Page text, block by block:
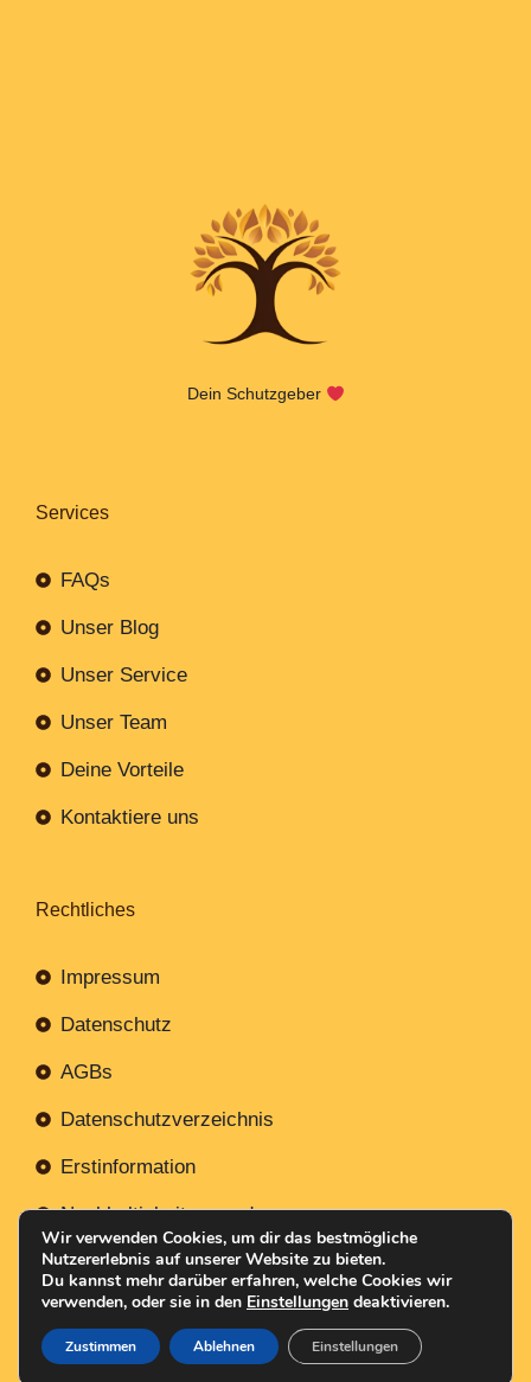
Dein Schutzgeber
Services
FAQs
Unser Blog
Unser Service
Unser Team
Deine Vorteile
Kontaktiere uns
Rechtliches
Impressum
Datenschutz
AGBs
Datenschutzverzeichnis
Erstinformation
Nachhaltigkeitsverordnung
Mit Erstellt NR-Webservices.de© 2026
Wir verwenden Cookies, um dir das bestmögliche
Nutzererlebnis auf unserer Website zu bieten.
Du kannst mehr darüber erfahren, welche Cookies wir
verwenden, oder sie in den Einstellungen deaktivieren.
Zustimmen Ablehnen Einstellungen